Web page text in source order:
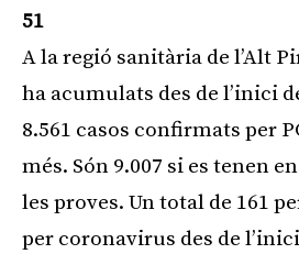
51
A la regió sanitària de l’Alt
ha acumulats des de l’inici
8.561 casos confirmats per
més. Són 9.007 si es tenen
les proves. Un total de 161
per coronavirus des de